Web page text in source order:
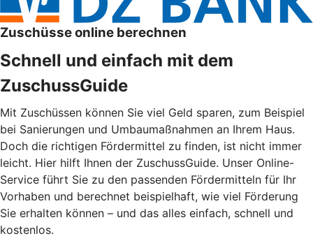
Zuschüsse online berechnen
Schnell und einfach mit dem
ZuschussGuide
Mit Zuschüssen können Sie viel Geld sparen, zum Beispiel
bei Sanierungen und Umbaumaßnahmen an Ihrem Haus.
Doch die richtigen Fördermittel zu finden, ist nicht immer
leicht. Hier hilft Ihnen der ZuschussGuide. Unser Online-
Service führt Sie zu den passenden Fördermitteln für Ihr
Vorhaben und berechnet beispielhaft, wie viel Förderung
Sie erhalten können – und das alles einfach, schnell und
kostenlos.